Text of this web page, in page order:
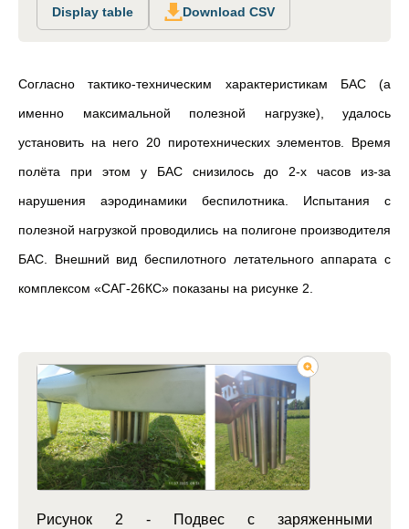
Display table Download CSV
Согласно тактико-техническим характеристикам БАС (а
именно максимальной полезной нагрузке), удалось
установить на него 20 пиротехнических элементов. Время
полёта при этом у БАС снизилось до 2-х часов из-за
нарушения аэродинамики беспилотника. Испытания с
полезной нагрузкой проводились на полигоне производителя
БАС. Внешний вид беспилотного летательного аппарата с
комплексом «САГ-26КС» показаны на рисунке 2.
Рисунок 2 - Подвес с заряженными